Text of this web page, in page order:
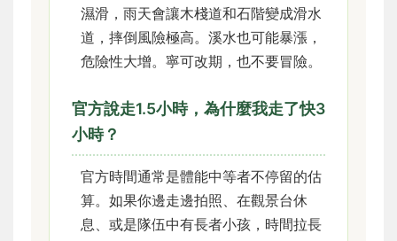
濕滑，雨天會讓木棧道和石階變成滑水
道，摔倒風險極高。溪水也可能暴漲，
危險性大增。寧可改期，也不要冒險。
官方說走1.5小時，為什麼我走了快3
小時？
官方時間通常是體能中等者不停留的估
算。如果你邊走邊拍照、在觀景台休
息、或是隊伍中有長者小孩，時間拉長